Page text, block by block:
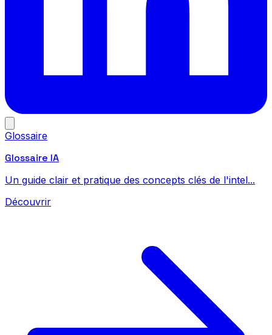
Glossaire
Glossaire IA
Un guide clair et pratique des concepts clés de l'intel...
Découvrir